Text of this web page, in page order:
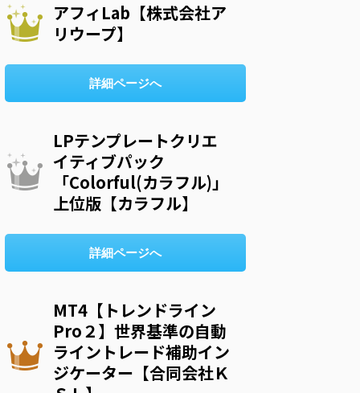
アフィLab【株式会社ア
リウープ】
詳細ページへ
LPテンプレートクリエ
イティブパック
「Colorful(カラフル)」
上位版【カラフル】
詳細ページへ
MT4【トレンドライン
Pro２】世界基準の自動
ライントレード補助イン
ジケーター【合同会社Ｋ